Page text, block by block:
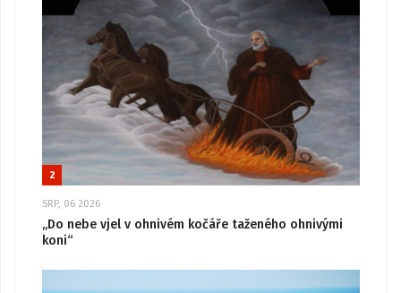
2
SRP, 06 2026
„Do nebe vjel v ohnivém kočáře taženého ohnivými
koni“